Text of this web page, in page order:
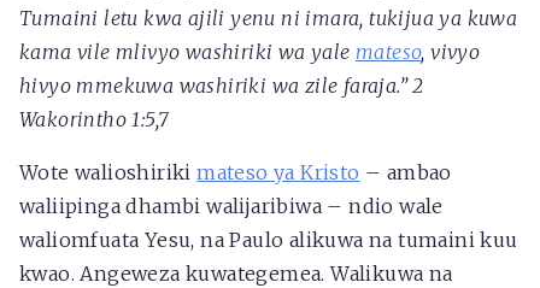
Tumaini letu kwa ajili yenu ni imara, tukijua ya kuwa
kama vile mlivyo washiriki wa yale mateso, vivyo
hivyo mmekuwa washiriki wa zile faraja.” 2
Wakorintho 1:5,7
Wote walioshirikimateso ya Kristo – ambao
waliipinga dhambi walijaribiwa – ndio wale
waliomfuata Yesu, na Paulo alikuwa na tumaini kuu
kwao. Angeweza kuwategemea. Walikuwa na